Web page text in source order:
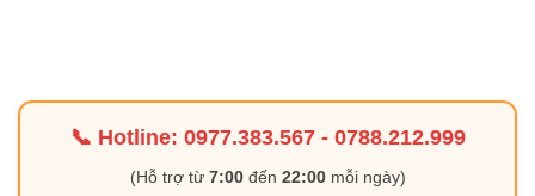
📞 Hotline: 0977.383.567- 0788.212.999
(Hỗ trợ từ 7:00đến 22:00mỗi ngày)